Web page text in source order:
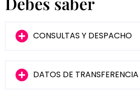
CONSULTAS Y DESPACHO
DATOS DE TRANSFERENCIA